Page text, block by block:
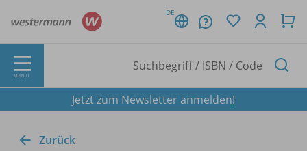
DE
MENÜ
Jetzt zum Newsletter anmelden!
Zurück